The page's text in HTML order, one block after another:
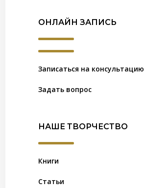
ОНЛАЙН ЗАПИСЬ
Записаться на консультацию
Задать вопрос
НАШЕ ТВОРЧЕСТВО
Книги
Статьи